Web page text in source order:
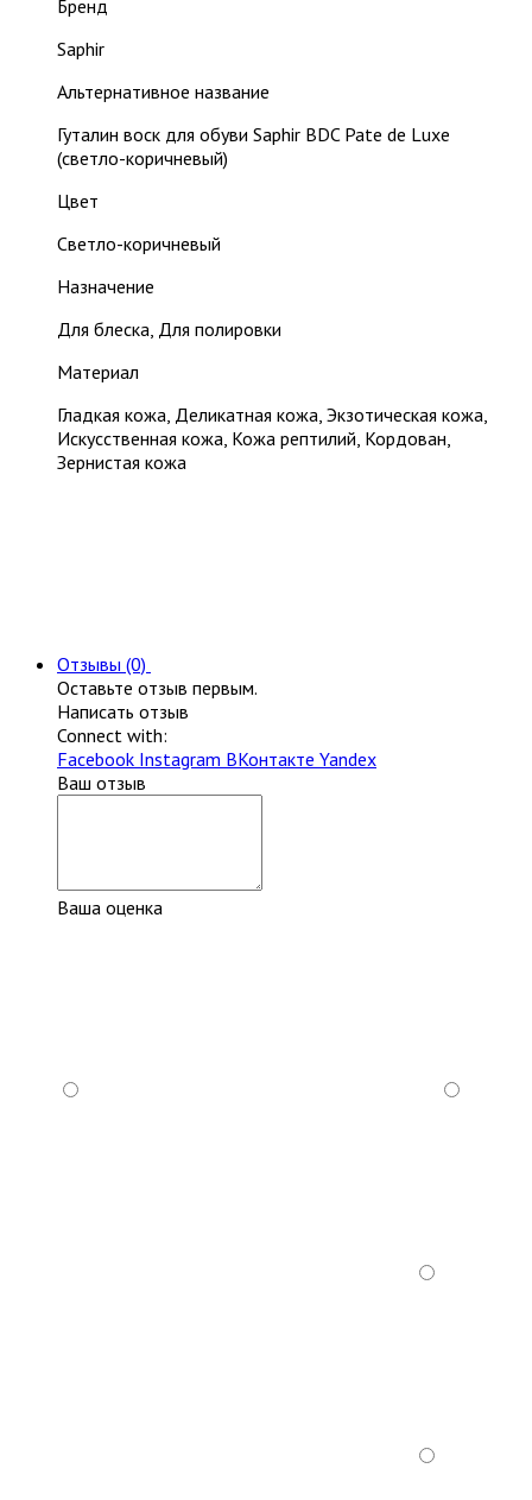
Бренд
Saphir
Альтернативное название
Гуталин воск для обуви Saphir BDC Pate de Luxe
(светло-коричневый)
Цвет
Светло-коричневый
Назначение
Для блеска, Для полировки
Материал
Гладкая кожа, Деликатная кожа, Экзотическая кожа,
Искусственная кожа, Кожа рептилий, Кордован,
Зернистая кожа
Отзывы (0)
Оставьте отзыв первым.
Написать отзыв
Connect with:
Facebook Instagram ВКонтакте Yandex
Ваш отзыв
Ваша оценка